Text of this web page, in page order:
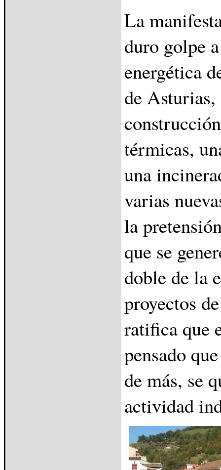
La
duro golpe
energética
de
térmicas,
una
varias
la
que se
doble de la
proyectos
ratifica que
pensado
de más, se
actividad